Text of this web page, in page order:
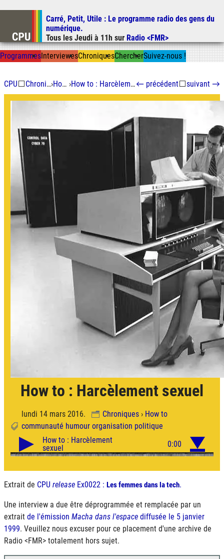
Aller au contenu
Aller à la recherche
Carré, Petit, Utile : Le programme radio des gens du
numérique.
Tous les Jeudi à 11h sur Radio <FMR>
ProgrammesInterviewesChroniquesChercherSuivez-nous !
CPU⬜ Chroniques› How to › How to : Harcèlement sexuel← précédent⬜suivant →
How to : Harcèlement sexuel
lundi 14 mars 2016. Chroniques› How to
communauté humour organisation politique
Extrait de CPU release Ex0022 : Les femmes dans la tech.
Une interview a due être déprogrammée et remplacée par un
extrait de l'émission Macha dans l'espace diffusée le 5 janvier
1999. Veuillez nous excuser pour ce placement d'une archive de
Radio <FMR> totalement hors sujet.